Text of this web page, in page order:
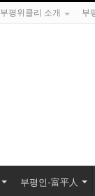
부평위클리 소개 부
부평인-富平人